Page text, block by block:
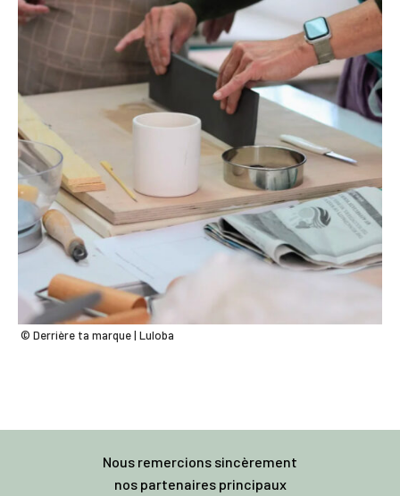
© Derrière ta marque | Luloba
Nous remercions sincèrement
nos partenaires principaux